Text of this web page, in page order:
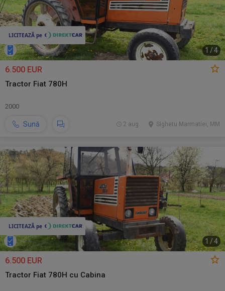
1 /4
6.500 EUR
Tractor Fiat 780H
2000
Sună Sighetu Marmatiei, MM
2 aug.
1 /4
6.500 EUR
Tractor Fiat 780H cu Cabina